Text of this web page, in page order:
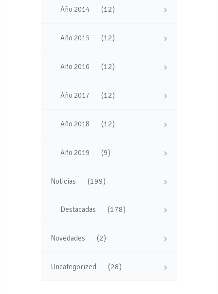
Año 2014 (12)
Año 2015 (12)
Año 2016 (12)
Año 2017 (12)
Año 2018 (12)
Año 2019 (9)
Noticias (199)
Destacadas (178)
Novedades (2)
Uncategorized (28)